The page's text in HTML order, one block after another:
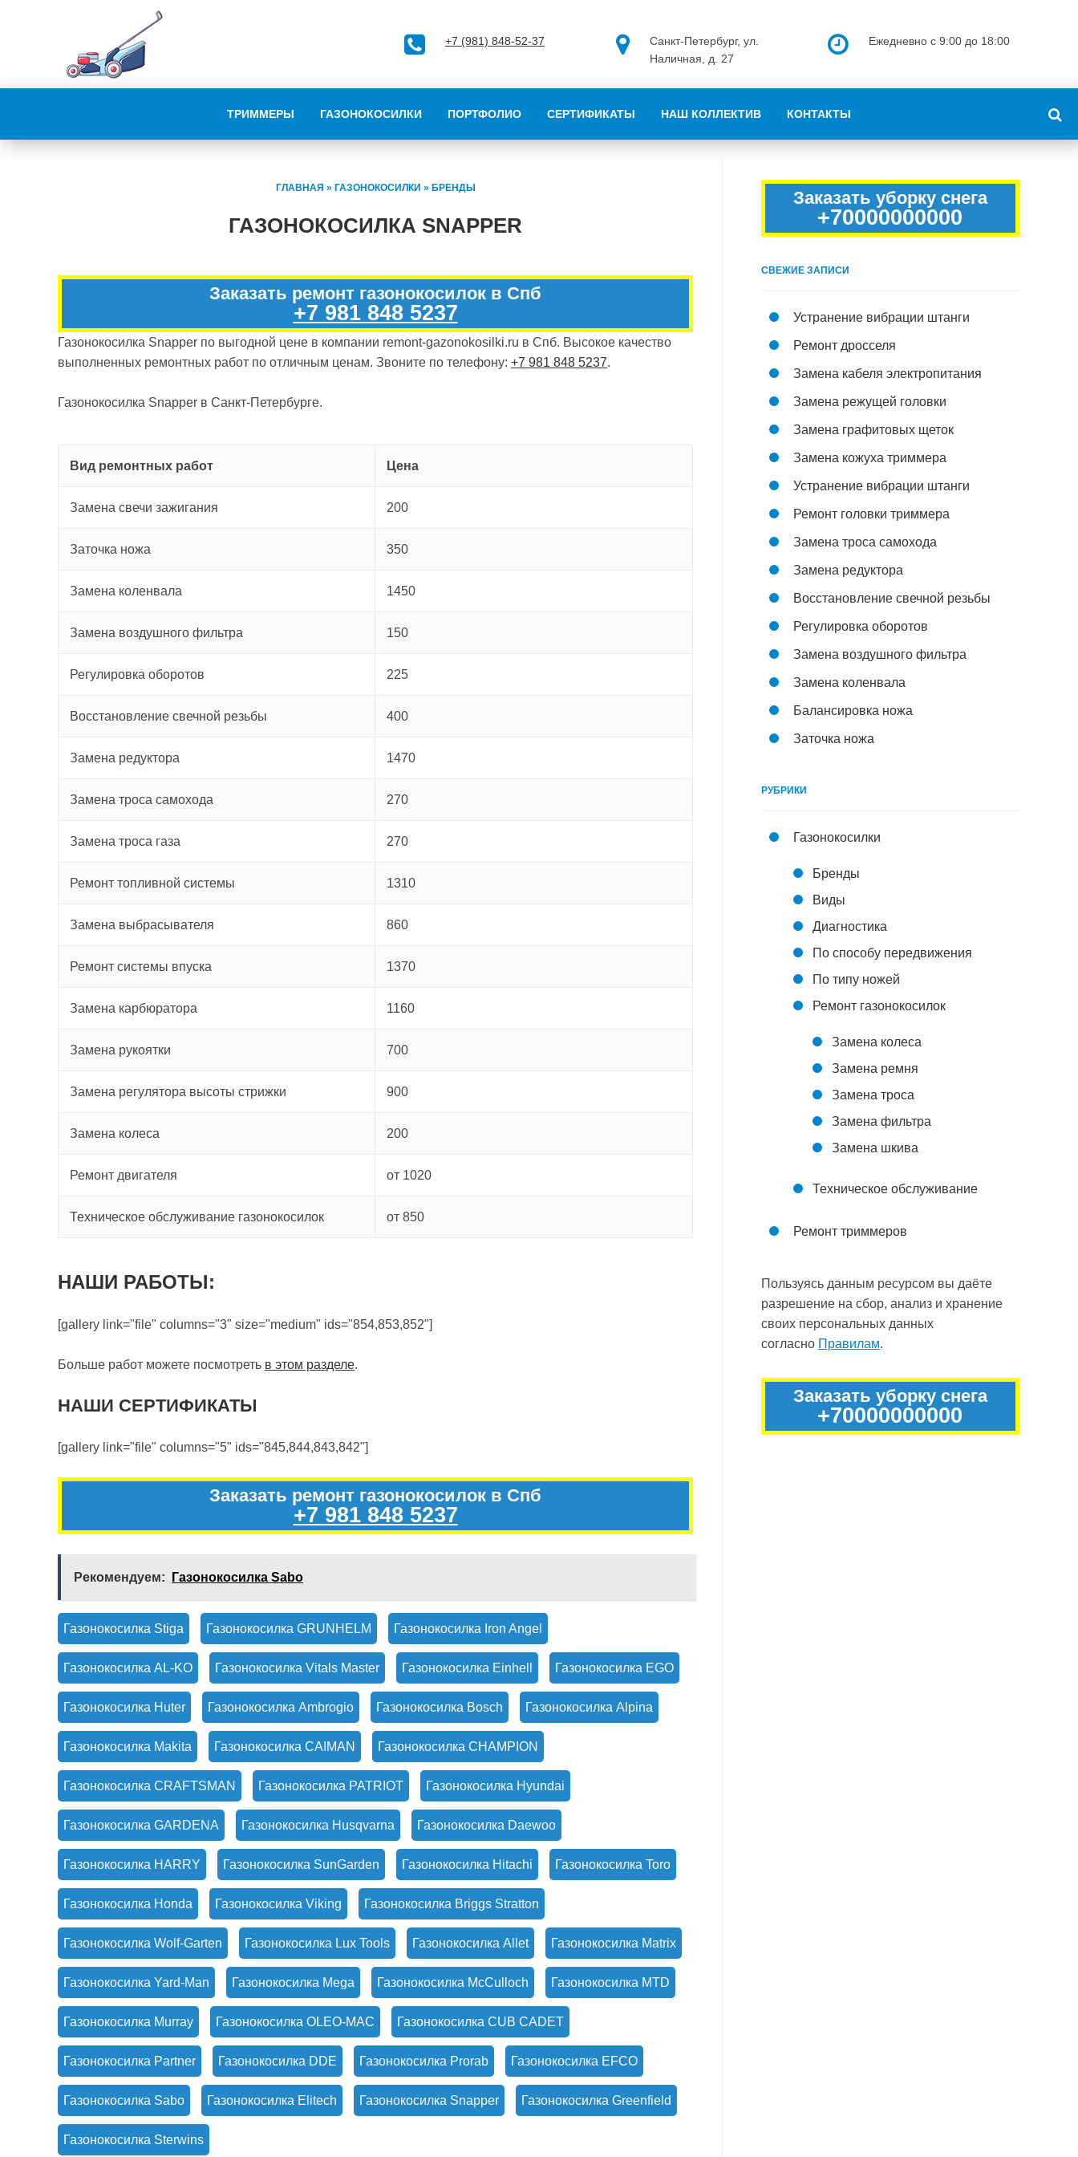
Ежедневно с 9:00 до 18:00
Санкт-Петербург, ул.
Наличная, д. 27
+7 (981) 848-52-37
ТРИММЕРЫ ГАЗОНОКОСИЛКИ ПОРТФОЛИО СЕРТИФИКАТЫ НАШ КОЛЛЕКТИВ КОНТАКТЫ
ГЛАВНАЯ » ГАЗОНОКОСИЛКИ » БРЕНДЫ
ГАЗОНОКОСИЛКА SNAPPER
Заказать ремонт газонокосилок в Спб
+7 981 848 5237
Газонокосилка Snapper по выгодной цене в компании remont-gazonokosilki.ru в Спб. Высокое качество
выполненных ремонтных работ по отличным ценам. Звоните по телефону: +7 981 848 5237.
Газонокосилка Snapper в Санкт-Петербурге.
Вид ремонтных работ Цена
Замена свечи зажигания 200
Заточка ножа 350
Замена коленвала 1450
Замена воздушного фильтра 150
Регулировка оборотов 225
Восстановление свечной резьбы 400
Замена редуктора 1470
Замена троса самохода 270
Замена троса газа 270
Ремонт топливной системы 1310
Замена выбрасывателя 860
Ремонт системы впуска 1370
Замена карбюратора 1160
Замена рукоятки 700
Замена регулятора высоты стрижки 900
Замена колеса 200
Ремонт двигателя от 1020
Техническое обслуживание газонокосилок от 850
НАШИ РАБОТЫ:
[gallery link="file" columns="3" size="medium" ids="854,853,852"]
Больше работ можете посмотреть в этом разделе.
НАШИ СЕРТИФИКАТЫ
[gallery link="file" columns="5" ids="845,844,843,842"]
Заказать ремонт газонокосилок в Спб
+7 981 848 5237
Рекомендуем: Газонокосилка Sabo
Газонокосилка Stiga Газонокосилка GRUNHELM Газонокосилка Iron Angel
Газонокосилка AL-KO Газонокосилка Vitals Master Газонокосилка Einhell Газонокосилка EGO
Газонокосилка Huter Газонокосилка Ambrogio Газонокосилка Bosch Газонокосилка Alpina
Газонокосилка Makita Газонокосилка CAIMAN Газонокосилка CHAMPION
Газонокосилка CRAFTSMAN Газонокосилка PATRIOT Газонокосилка Hyundai
Газонокосилка GARDENA Газонокосилка Husqvarna Газонокосилка Daewoo
Газонокосилка HARRY Газонокосилка SunGarden Газонокосилка Hitachi Газонокосилка Toro
Газонокосилка Honda Газонокосилка Viking Газонокосилка Briggs Stratton
Газонокосилка Wolf-Garten Газонокосилка Lux Tools Газонокосилка Allet Газонокосилка Matrix
Газонокосилка Yard-Man Газонокосилка Mega Газонокосилка McCulloch Газонокосилка MTD
Газонокосилка Murray Газонокосилка OLEO-MAC Газонокосилка CUB CADET
Газонокосилка Partner Газонокосилка DDE Газонокосилка Prorab Газонокосилка EFCO
Газонокосилка Sabo Газонокосилка Elitech Газонокосилка Snapper Газонокосилка Greenfield
Газонокосилка Sterwins
Заказать уборку снега
+70000000000
СВЕЖИЕ ЗАПИСИ
Устранение вибрации штанги
Ремонт дросселя
Замена кабеля электропитания
Замена режущей головки
Замена графитовых щеток
Замена кожуха триммера
Устранение вибрации штанги
Ремонт головки триммера
Замена троса самохода
Замена редуктора
Восстановление свечной резьбы
Регулировка оборотов
Замена воздушного фильтра
Замена коленвала
Балансировка ножа
Заточка ножа
РУБРИКИ
Газонокосилки
Бренды
Виды
Диагностика
По способу передвижения
По типу ножей
Ремонт газонокосилок
Замена колеса
Замена ремня
Замена троса
Замена фильтра
Замена шкива
Техническое обслуживание
Ремонт триммеров
Пользуясь данным ресурсом вы даёте
разрешение на сбор, анализ и хранение
своих персональных данных
согласно Правилам.
Заказать уборку снега
+70000000000